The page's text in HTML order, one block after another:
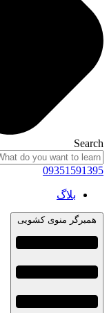
Search
09351591395
بلاگ
همبرگر منوی کشویی